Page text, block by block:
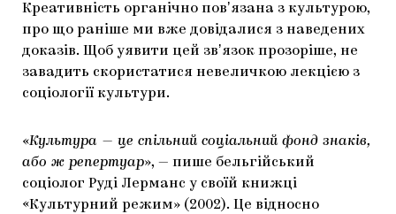
Креативність органічно повʼязана з культурою,
про що раніше ми вже довідалися з наведених
доказів. Щоб уявити цей звʼязок прозоріше, не
завадить скористатися невеличкою лекцією з
соціології культури.
«Культура — це спільний соціальний фонд знаків,
або ж репертуар», — пише бельгійський
соціолог Руді Лерманс у своїй книжці
«Культурний режим» (2002). Це відносно